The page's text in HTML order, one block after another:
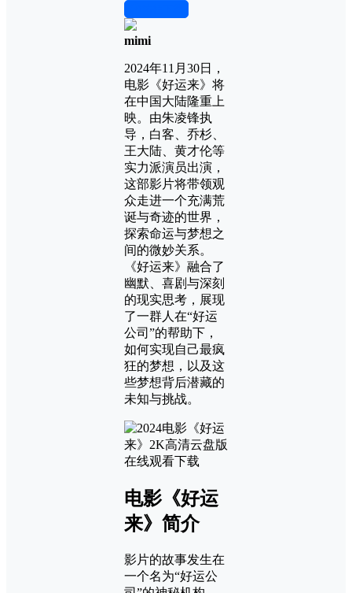
mimi
2024年11月30日，
电影《好运来》将
在中国大陆隆重上
映。由朱凌锋执
导，白客、乔杉、
王大陆、黄才伦等
实力派演员出演，
这部影片将带领观
众走进一个充满荒
诞与奇迹的世界，
探索命运与梦想之
间的微妙关系。
《好运来》融合了
幽默、喜剧与深刻
的现实思考，展现
了一群人在“好运
公司”的帮助下，
如何实现自己最疯
狂的梦想，以及这
些梦想背后潜藏的
未知与挑战。
电影《好运
来》简介
影片的故事发生在
一个名为“好运公